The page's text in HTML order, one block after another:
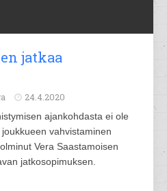
jatkaa
24.4.2020
ajankohdasta ei ole
vahvistaminen
Vera Saastamoisen
jatkosopimuksen.